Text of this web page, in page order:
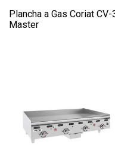
Plancha a Gas Coriat CV-
Master